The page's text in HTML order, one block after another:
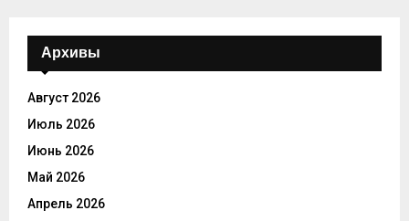
Архивы
Август 2026
Июль 2026
Июнь 2026
Май 2026
Апрель 2026